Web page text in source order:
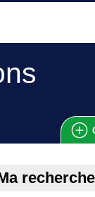
recherche